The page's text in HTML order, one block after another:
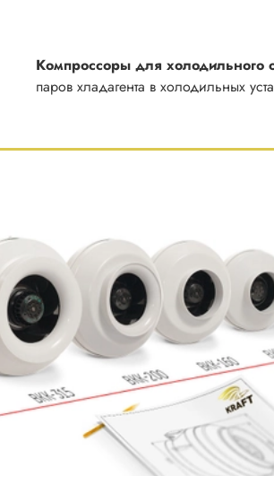
Компроссоры для холодильного
паров хладагента в холодильных